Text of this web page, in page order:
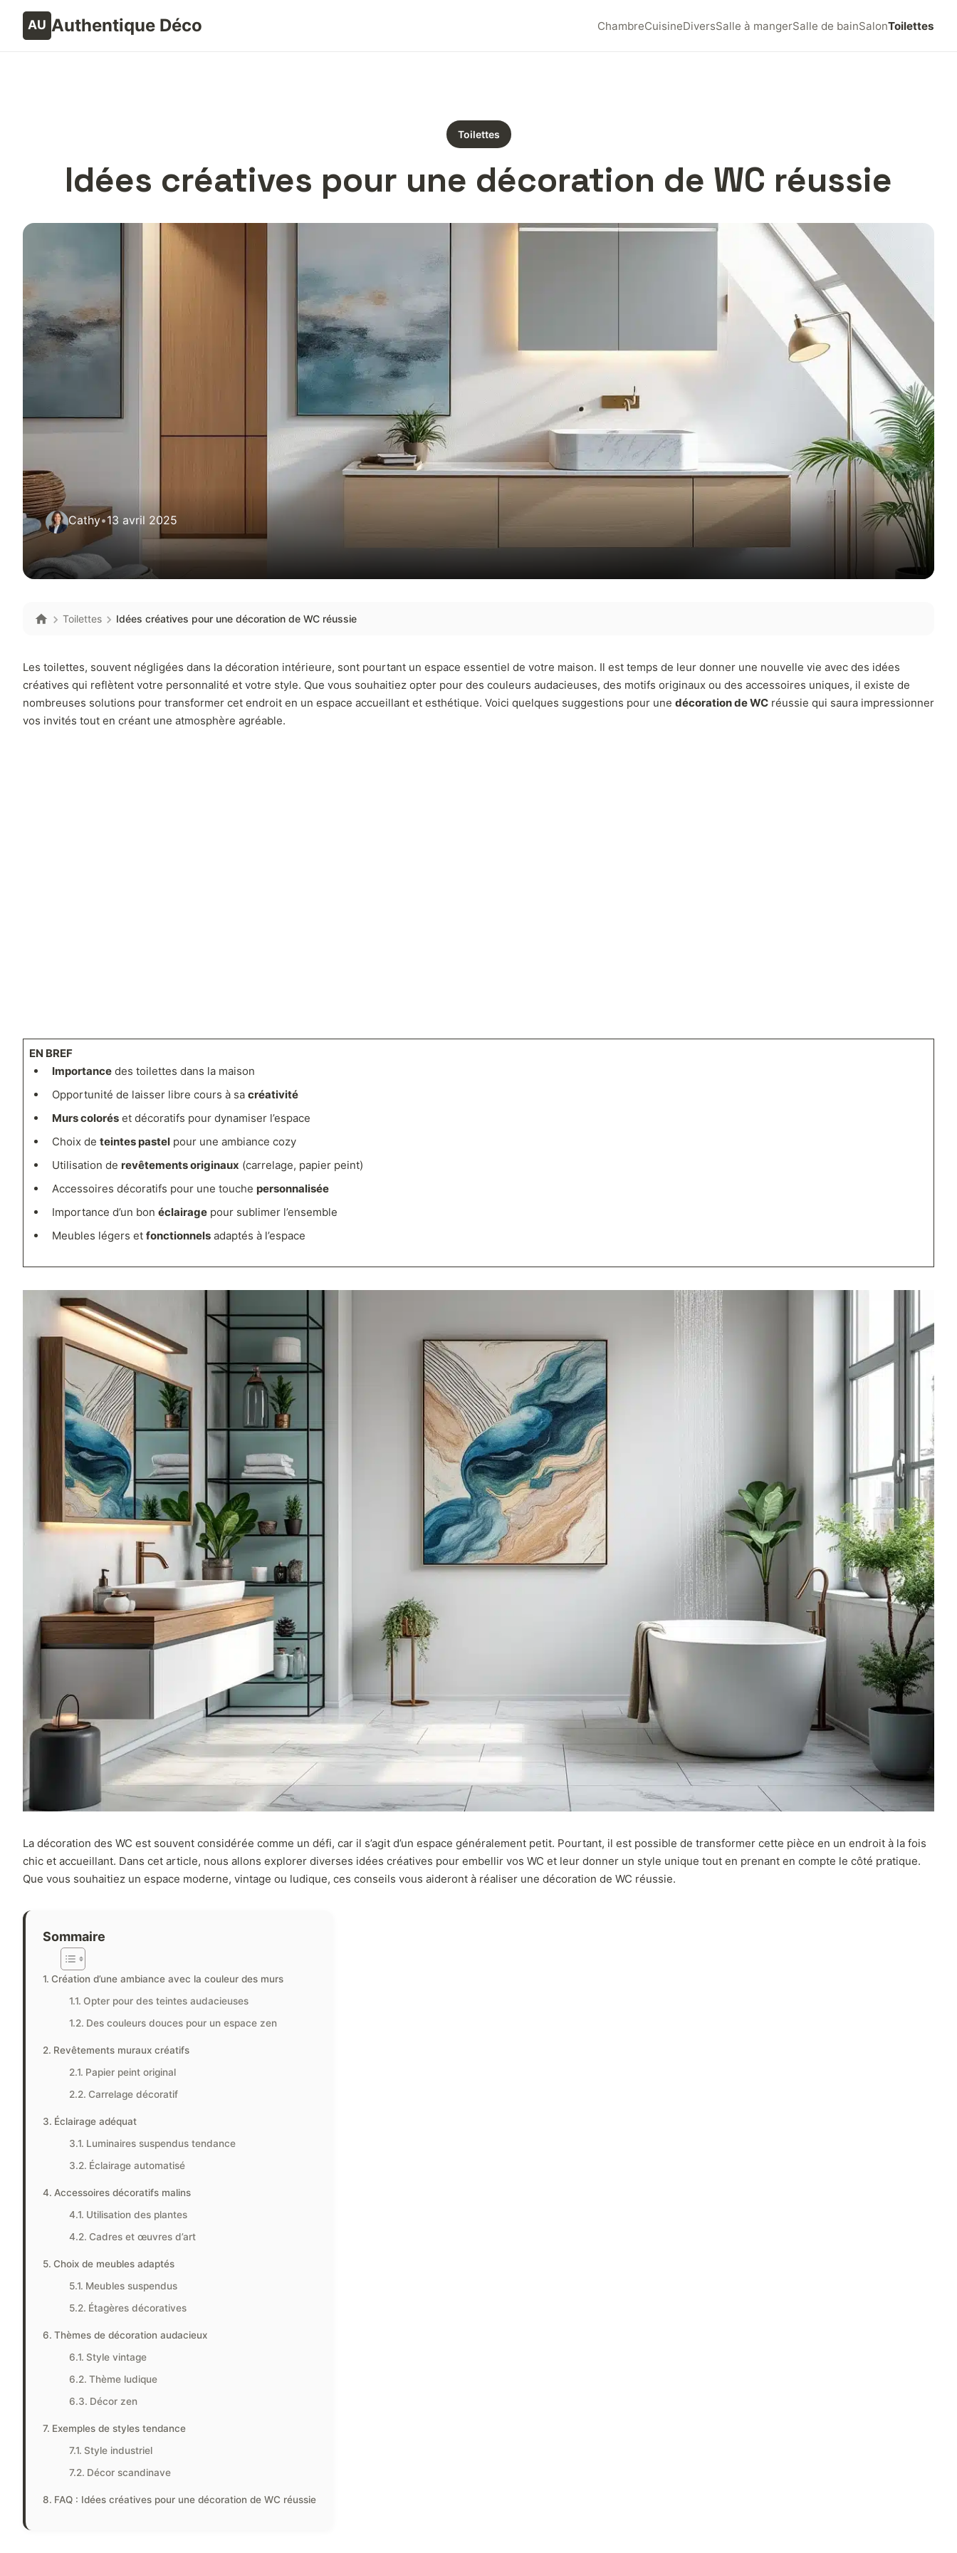
Authentique Déco ChambreCuisineDiversSalle à mangerSalle de bainSalonToilettes
Toilettes
Idées créatives pour une décoration de WC réussie
Cathy•13 avril 2025
Toilettes Idées créatives pour une décoration de WC réussie
Les toilettes, souvent négligées dans la décoration intérieure, sont pourtant un espace essentiel de votre maison. Il est temps de leur donner une nouvelle vie avec des idées
créatives qui reflètent votre personnalité et votre style. Que vous souhaitiez opter pour des couleurs audacieuses, des motifs originaux ou des accessoires uniques, il existe de
nombreuses solutions pour transformer cet endroit en un espace accueillant et esthétique. Voici quelques suggestions pour une décoration de WC réussie qui saura impressionner
vos invités tout en créant une atmosphère agréable.
EN BREF
Importancedes toilettes dans la maison
Opportunité de laisser libre cours à sa créativité
Murs coloréset décoratifs pour dynamiser l’espace
Choix de teintes pastelpour une ambiance cozy
Utilisation de revêtements originaux (carrelage, papier peint)
Accessoires décoratifs pour une touche personnalisée
Importance d’un bon éclairagepour sublimer l’ensemble
Meubles légers et fonctionnelsadaptés à l’espace
La décoration des WC est souvent considérée comme un défi, car il s’agit d’un espace généralement petit. Pourtant, il est possible de transformer cette pièce en un endroit à la fois
chic et accueillant. Dans cet article, nous allons explorer diverses idées créatives pour embellir vos WC et leur donner un style unique tout en prenant en compte le côté pratique.
Que vous souhaitiez un espace moderne, vintage ou ludique, ces conseils vous aideront à réaliser une décoration de WC réussie.
Sommaire
Création d’une ambiance avec la couleur des murs
Opter pour des teintes audacieuses
Des couleurs douces pour un espace zen
Revêtements muraux créatifs
Papier peint original
Carrelage décoratif
Éclairage adéquat
Luminaires suspendus tendance
Éclairage automatisé
Accessoires décoratifs malins
Utilisation des plantes
Cadres et œuvres d’art
Choix de meubles adaptés
Meubles suspendus
Étagères décoratives
Thèmes de décoration audacieux
Style vintage
Thème ludique
Décor zen
Exemples de styles tendance
Style industriel
Décor scandinave
FAQ : Idées créatives pour une décoration de WC réussie